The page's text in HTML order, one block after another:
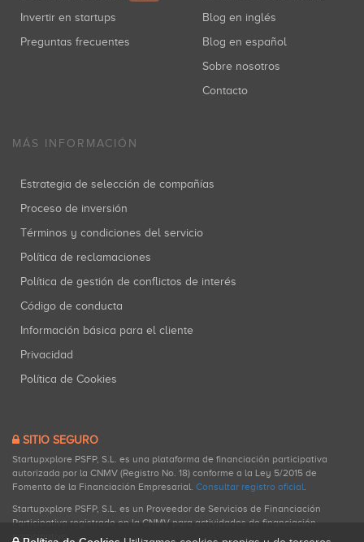
Invertir en startups
Preguntas frecuentes
Blog en inglés
Blog en español
Sobre nosotros
Contacto
MÁS INFORMACIÓN
Estrategia de selección de compañías
Proceso de inversión
Términos y condiciones del servicio
Política de reclamaciones
Política de gestión de conflictos de interés
Código de conducta
Información básica para el cliente
Privacidad
Política de Cookies
SITIO SEGURO
Startupxplore PSFP, S.L. es una plataforma de financiación participativa
autorizada por la CNMV (Registro No. 18) conforme a la Ley 5/2015 de
Fomento de la Financiación Empresarial. Consultar registro oficial.
Startupxplore PSFP, S.L. es un Proveedor de Servicios de Financiación
Participativa registrado en la CNMV para actividades de financiación
participativa.